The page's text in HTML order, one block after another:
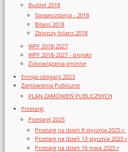
Budżet 2018
Sprawozdania - 2018
Bilans 2018
Zbiorczy bilans 2018
WPF 2018-2027
WPF 2018-2027 - projekt
Zobowiązania gminne
Emisja obligacji 2023
Zamówienia Publiczne
PLAN ZAMÓWIEŃ PUBLICZNYCH
Przetargi
Przetargi 2025
Przetarg na dzień 8 stycznia 2025 r.
Przetarg na dzień 13 stycznia 2025 r
Przetarg na dzień 16 maja 2025 r